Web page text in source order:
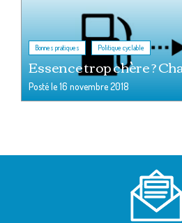
Bonnes pratiques Politique cyclable
Essence trop chère ?
Posté le16 novembre 2018